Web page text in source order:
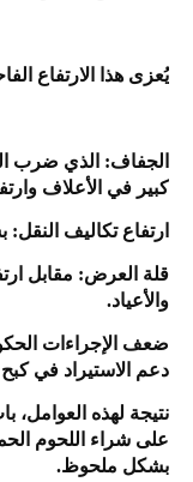
يُعزى هذا الارتفاع
الجفاف: الذي ضرب
كبير في الأعلاف
ارتفاع تكاليف
قلة العرض: مقابل
والأعياد.
ضعف الإجراءات
دعم الاستيراد في
نتيجة لهذه العوامل،
على شراء اللحوم
بشكل ملحوظ.